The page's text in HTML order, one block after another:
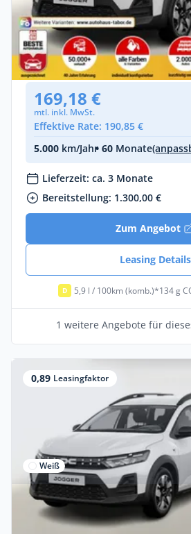
Privat
Dacia Jogger Essential TCe
Benzin •Manuell •110 PS (81 kW)
Neuwagen
169,18 €
mtl. inkl. MwSt.
Effektive Rate: 190,85 €
5.000 km/Jahr• 60 Monate
Lieferzeit: ca. 3 Monate
Bereitstellung: 1.300,00 €
Zum Angebot
Leasing Details
D 5,9 l / 100km (komb.)*134 g
1 weitere Angebote für
0,89 Leasingfaktor
Weiß
Gewerbe & Privat
Dacia Jogger Essential TCe